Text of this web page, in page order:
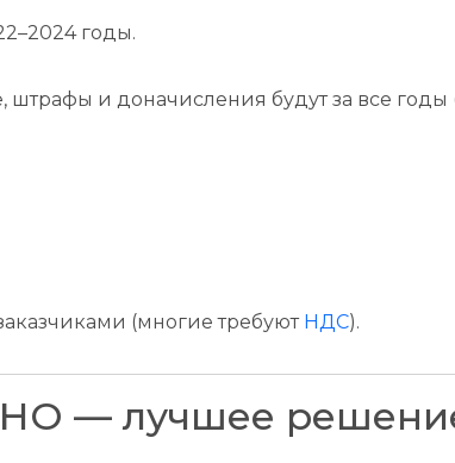
годы.
штрафы и доначисления будут за все годы
(многие требуют НДС).
— лучшее